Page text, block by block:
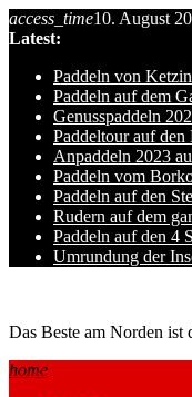
Skip
to
access_time10. August
Latest:
Paddeln von
Paddeln auf dem
Genusspaddeln
Paddeltour auf
Anpaddeln 2023
Paddeln vom
Paddeln auf den
Rudern auf dem
Paddeln auf den 4
Umrundung der
Das Beste am Norden ist
home